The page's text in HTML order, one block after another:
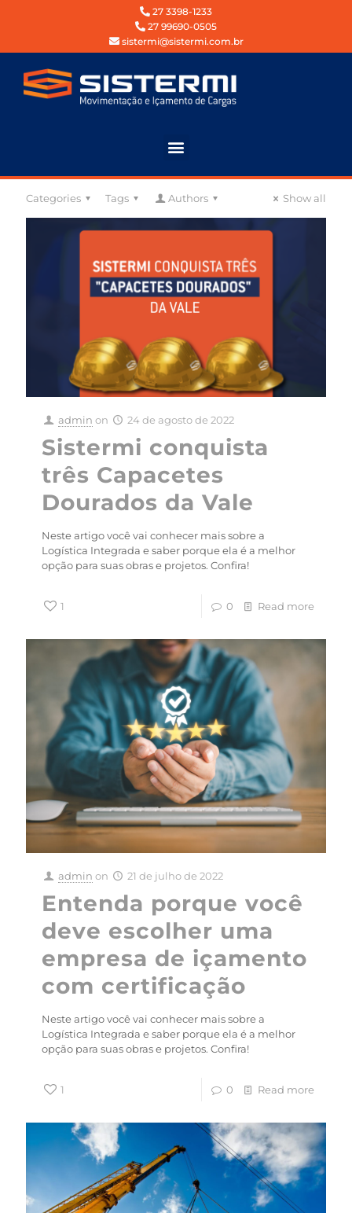
27 3398-1233
27 99690-0505
sistermi@sistermi.com.br
Categories Tags Authors Show all
admin on 24 de agosto de 2022
Sistermi conquista
três Capacetes
Dourados da Vale
Neste artigo você vai conhecer mais sobre a
Logística Integrada e saber porque ela é a melhor
opção para suas obras e projetos. Confira!
1 0 Read more
admin on 21 de julho de 2022
Entenda porque você
deve escolher uma
empresa de içamento
com certificação
Neste artigo você vai conhecer mais sobre a
Logística Integrada e saber porque ela é a melhor
opção para suas obras e projetos. Confira!
1 0 Read more